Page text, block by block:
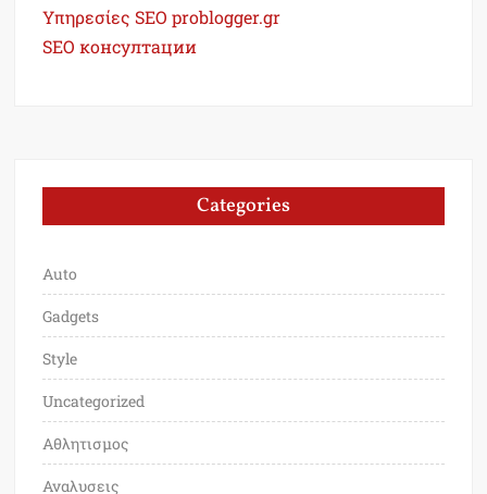
Υπηρεσίες SEO problogger.gr
SEO консултации
Categories
Auto
Gadgets
Style
Uncategorized
Αθλητισμος
Αναλυσεις